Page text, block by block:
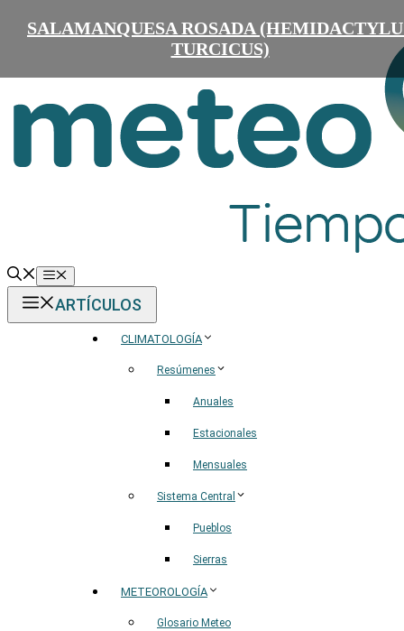
Menú
ARTÍCULOS
CLIMATOLOGÍA
Resúmenes
Anuales
Estacionales
Mensuales
Sistema Central
Pueblos
Sierras
METEOROLOGÍA
Glosario Meteo
SALAMANQUESA ROSADA
TURCICUS)